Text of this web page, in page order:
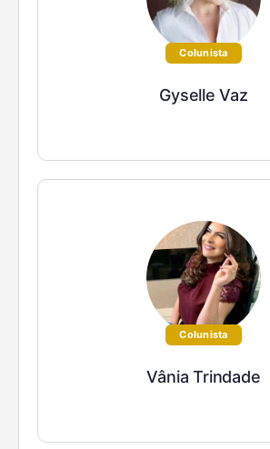
Colunista
Gyselle Vaz
Colunista
Vânia Trindade